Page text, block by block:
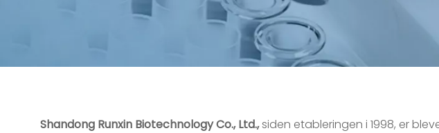
Shandong Runxin Biotechnology Co., Ltd.,siden etableringen i 1998, er